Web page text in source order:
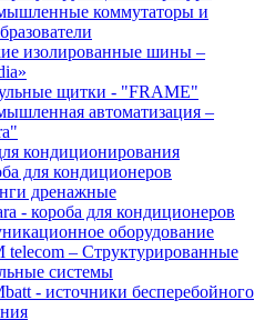
коммутаторы и
изолированные шины –
щитки - "FRAME"
автоматизация –
кондиционирования
для кондиционеров
дренажные
- короба для кондиционеров
оборудование
telecom – Структурированные
системы
- источники бесперебойного